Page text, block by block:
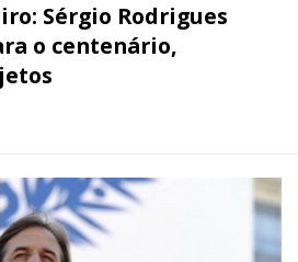
Sérgio Rodrigues
o centenário,